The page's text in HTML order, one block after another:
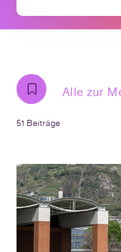
Alle zur
51 Beiträge